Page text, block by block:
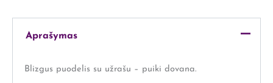
Aprašymas
Blizgus puodelis su užrašu – puiki dovana.